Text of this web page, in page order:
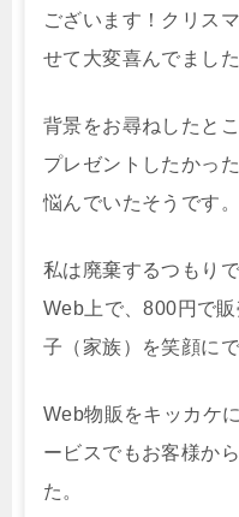
ございます！クリス
せて大変喜んでました
背景をお尋ねしたと
プレゼントしたかっ
悩んでいたそうです。
私は廃棄するつもり
Web上で、800円で
子（家族）を笑顔に
Web物販をキッカケ
ービスでもお客様か
た。